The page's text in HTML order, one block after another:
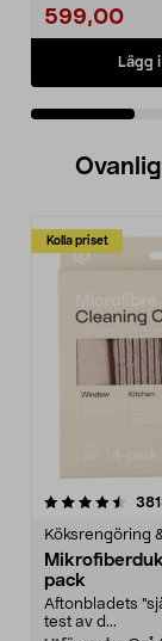
599,00
Lägg
Kolla priset
Köksrengöring
pack
Aftonbladets
test av d...
4.0av 5